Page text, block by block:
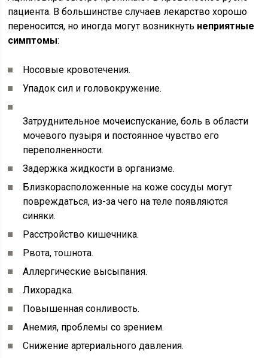
пациента. В большинстве случаев лекарство хорошо
переносится, но иногда могут возникнуть неприятные
симптомы:
Носовые кровотечения.
Упадок сил и головокружение.
Затруднительное мочеиспускание, боль в области
мочевого пузыря и постоянное чувство его
переполненности.
Задержка жидкости в организме.
Близкорасположенные на коже сосуды могут
повреждаться, из-за чего на теле появляются
синяки.
Расстройство кишечника.
Рвота, тошнота.
Аллергические высыпания.
Лихорадка.
Повышенная сонливость.
Анемия, проблемы со зрением.
Снижение артериального давления.